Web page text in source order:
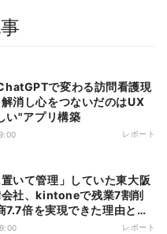
で変わる訪問看護現
消し心をつないだのはUX
い"アプリ構築
レポート
置いて管理」していた東大阪
会社、kintoneで残業7割削
7.7倍を実現できた理由と
レポート